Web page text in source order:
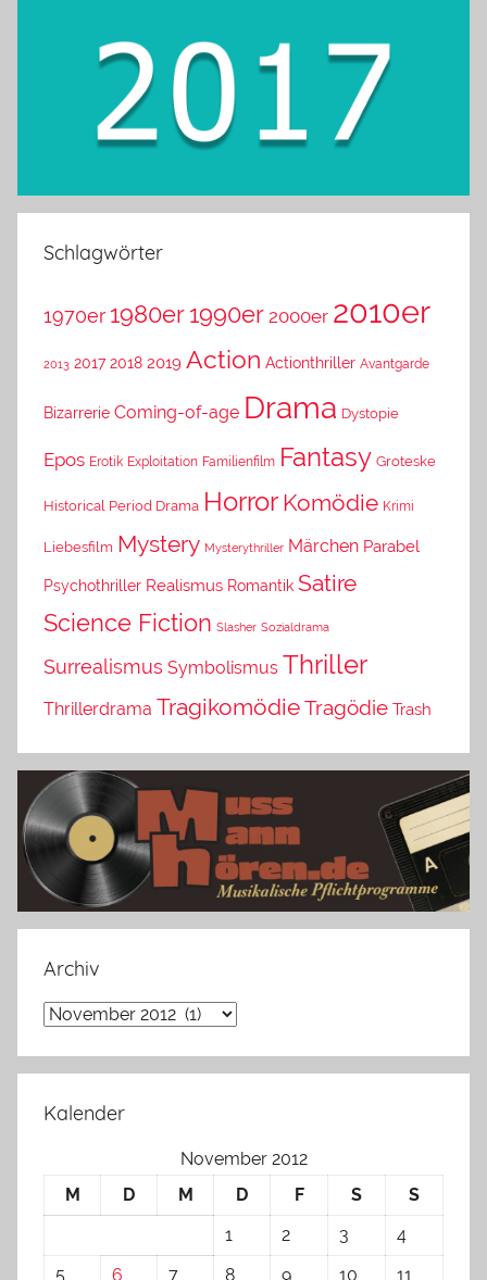
Schlagwörter
1970er 1980er 1990er 2000er 2010er
2013 2017 2018 2019 Action Actionthriller Avantgarde
Bizarrerie Coming-of-age Drama Dystopie
Epos Erotik Exploitation Familienfilm Fantasy Groteske
Historical Period Drama Horror Komödie Krimi
Liebesfilm Mystery Mysterythriller Märchen Parabel
Psychothriller Realismus Romantik Satire
Science Fiction Slasher Sozialdrama
Surrealismus Symbolismus Thriller
Thrillerdrama TragikomödieTragödie Trash
Archiv
Archiv
Kalender
November 2012
M
D M D F S
S
1
2 3
4
5
6 7 8 9 10 11